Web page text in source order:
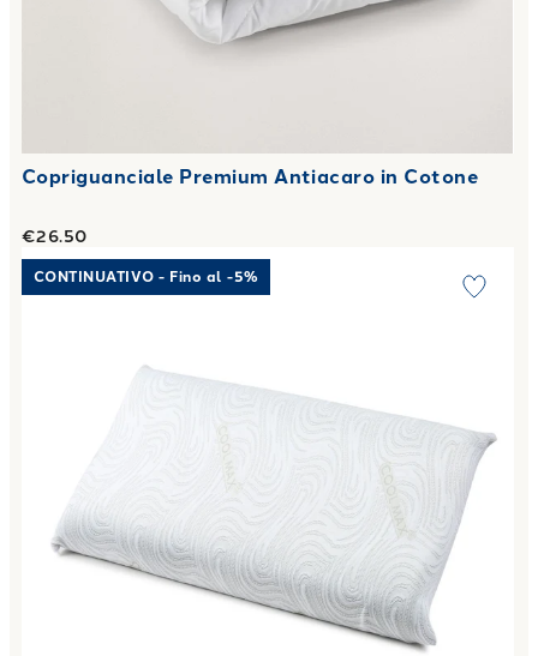
Copriguanciale Premium Antiacaro in Cotone
€26.50
Link to "Guanciale memory anatomico in Coolmax
CONTINUATIVO - Fino al -5%